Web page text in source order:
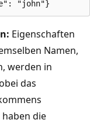
Eigenschaften
Namen,
werden in
das
die